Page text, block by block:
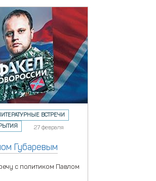
Чт Пт Сб
29 30 31
5 6 7
12 13 14
19 20 21
26 27
2 3
ВСТРЕЧИ
27 февраля
Губаревым
с политиком Павлом